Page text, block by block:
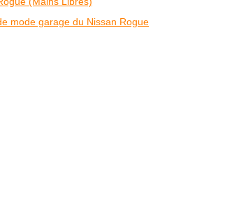
mode garage du Nissan Rogue